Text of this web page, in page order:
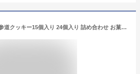
(奈良のお土産)鹿と参道クッキー15個入り 24個入り 詰め合わせ お菓子 洋菓子 焼き菓子 ギフト プレゼント かわいい しか 修学旅行 奈良限定